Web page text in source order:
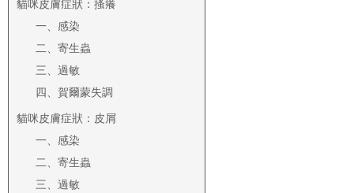
貓咪皮膚症狀：搔癢
一、感染
二、寄生蟲
三、過敏
四、賀爾蒙失調
貓咪皮膚症狀：皮屑
一、感染
二、寄生蟲
三、過敏